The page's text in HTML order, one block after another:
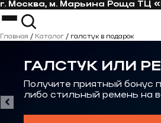
Перейти к контенту
г. Москва, м. Марьина Роща ТЦ
Костюмы
Костюм на свадьбу
Casual костюм
Костюмы на выпускной
Главная / Каталог / галстук в подарок
ГАЛСТУК ИЛИ
Получите приятный бонус
либо стильный ремень на